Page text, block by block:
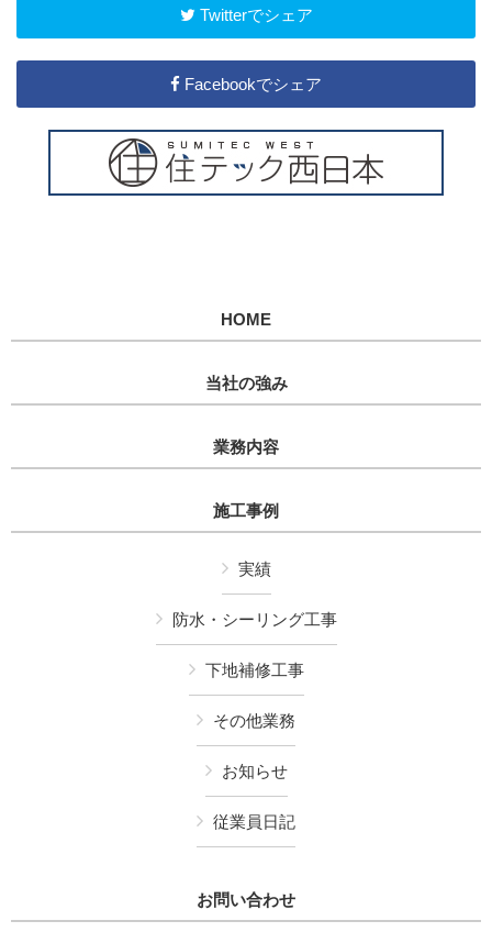
Twitterでシェア
Facebookでシェア
HOME
当社の強み
業務内容
施工事例
実績
防水・シーリング工事
下地補修工事
その他業務
お知らせ
従業員日記
お問い合わせ